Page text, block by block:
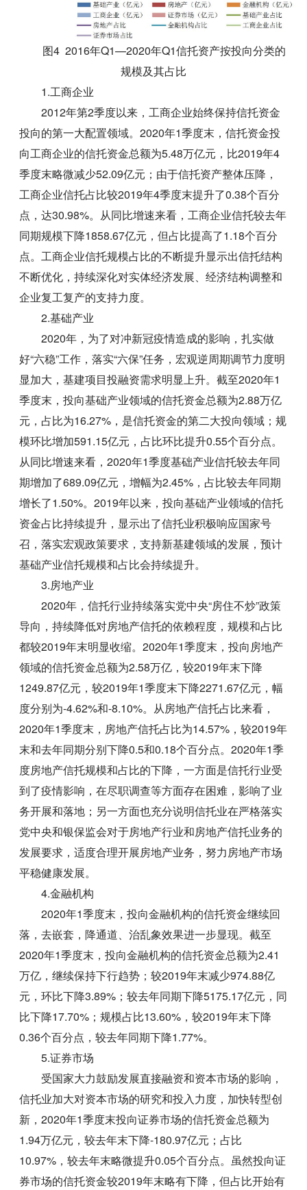
图4 2016年Q1—2020年Q1信托资产按投向分类的
规模及其占比
1.工商企业
2012年第2季度以来，工商企业始终保持信托资金
投向的第一大配置领域。2020年1季度末，信托资金投
向工商企业的信托资金总额为5.48万亿元，比2019年4
季度末略微减少52.09亿元；由于信托资产整体压降，
工商企业信托占比较2019年4季度末提升了0.38个百分
点，达30.98%。从同比增速来看，工商企业信托较去年
同期规模下降1858.67亿元，但占比提高了1.18个百分
点。工商企业信托规模占比的不断提升显示出信托结构
不断优化，持续深化对实体经济发展、经济结构调整和
企业复工复产的支持力度。
2.基础产业
2020年，为了对冲新冠疫情造成的影响，扎实做
好“六稳”工作，落实“六保”任务，宏观逆周期调节力度明
显加大，基建项目投融资需求明显上升。截至2020年1
季度末，投向基础产业领域的信托资金总额为2.88万亿
元，占比为16.27%，是信托资金的第二大投向领域；规
模环比增加591.15亿元，占比环比提升0.55个百分点。
从同比增速来看，2020年1季度基础产业信托较去年同
期增加了689.09亿元，增幅为2.45%，占比较去年同期
增长了1.50%。2019年以来，投向基础产业领域的信托
资金占比持续提升，显示出了信托业积极响应国家号
召，落实宏观政策要求，支持新基建领域的发展，预计
基础产业信托规模和占比会持续提升。
3.房地产业
2020年，信托行业持续落实党中央“房住不炒”政策
导向，持续降低对房地产信托的依赖程度，规模和占比
都较2019年末明显收缩。2020年1季度末，投向房地产
领域的信托资金总额为2.58万亿，较2019年末下降
1249.87亿元，较2019年1季度末下降2271.67亿元，幅
度分别为-4.62%和-8.10%。从房地产信托占比来看，
2020年1季度末，房地产信托占比为14.57%，较2019年
末和去年同期分别下降0.5和0.18个百分点。2020年1季
度房地产信托规模和占比的下降，一方面是信托行业受
到了疫情影响，在尽职调查等方面存在困难，影响了业
务开展和落地；另一方面也充分说明信托业在严格落实
党中央和银保监会对于房地产行业和房地产信托业务的
发展要求，适度合理开展房地产业务，努力房地产市场
平稳健康发展。
4.金融机构
2020年1季度末，投向金融机构的信托资金继续回
落，去嵌套，降通道、治乱象效果进一步显现。截至
2020年1季度末，投向金融机构的信托资金总额为2.41
万亿，继续保持下行趋势；较2019年末减少974.88亿
元，环比下降3.89%；较去年同期下降5175.17亿元，同
比下降17.70%；规模占比13.60%，较2019年末下降
0.36个百分点，较去年同期下降1.77%。
5.证券市场
受国家大力鼓励发展直接融资和资本市场的影响，
信托业加大对资本市场的研究和投入力度，加快转型创
新，2020年1季度末投向证券市场的信托资金总额为
1.94万亿元，较去年末下降-180.97亿元；占比
10.97%，较去年末略微提升0.05个百分点。虽然投向证
券市场的信托资金较2019年末略有下降，但占比开始有